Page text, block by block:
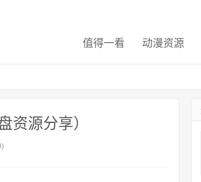
值得一看 动漫资源
资源分享）